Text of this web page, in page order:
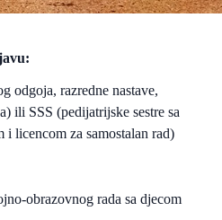
odgoja, razredne nastave,
ili SSS (pedijatrijske sestre sa
licencom za samostalan rad)
obrazovnog rada sa djecom